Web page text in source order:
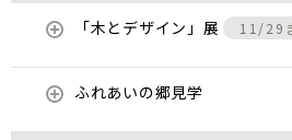
「木とデザイン」展 11/29
ふれあいの郷見学